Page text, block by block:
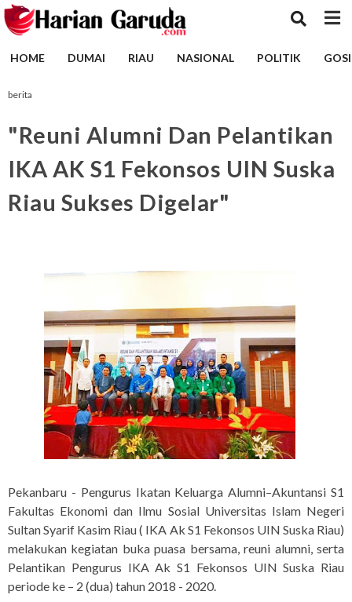
HOME DUMAI RIAU NASIONAL POLITIK
berita
"Reuni Alumni Dan Pelantikan
IKA AK S1 Fekonsos UIN Suska
Riau Sukses Digelar"
Pekanbaru - Pengurus Ikatan Keluarga Alumni–Akuntansi S1
Fakultas Ekonomi dan Ilmu Sosial Universitas Islam Negeri
Sultan Syarif Kasim Riau ( IKA Ak S1 Fekonsos UIN Suska Riau)
melakukan kegiatan buka puasa bersama, reuni alumni, serta
Pelantikan Pengurus IKA Ak S1 Fekonsos UIN Suska Riau
periode ke – 2 (dua) tahun 2018 - 2020.